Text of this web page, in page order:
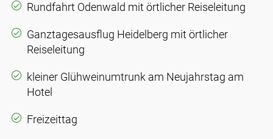
Rundfahrt Odenwald mit örtlicher Reiseleitung
Ganztagesausflug Heidelberg mit örtlicher
Reiseleitung
kleiner Glühweinumtrunk am Neujahrstag am
Hotel
Freizeittag